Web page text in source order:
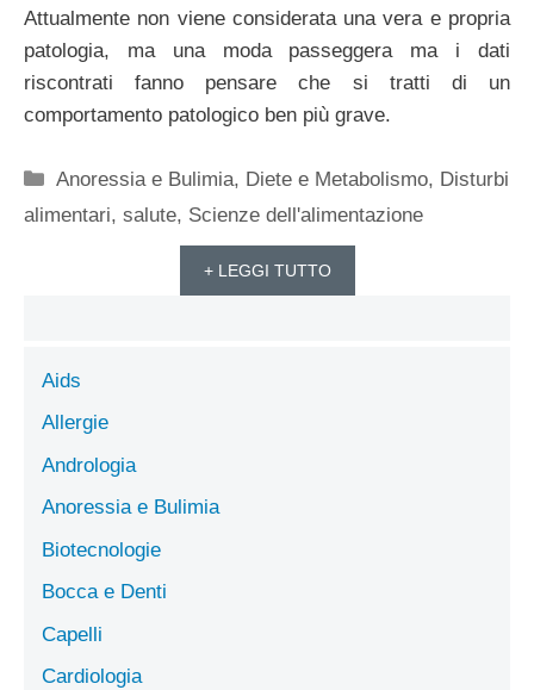
Attualmente non viene considerata una vera e propria
patologia, ma una moda passeggera ma i dati
riscontrati fanno pensare che si tratti di un
comportamento patologico ben più grave.
Categorie
Anoressia e Bulimia, Diete e Metabolismo, Disturbi
alimentari, salute, Scienze dell'alimentazione
+ LEGGI TUTTO
Aids
Allergie
Andrologia
Anoressia e Bulimia
Biotecnologie
Bocca e Denti
Capelli
Cardiologia